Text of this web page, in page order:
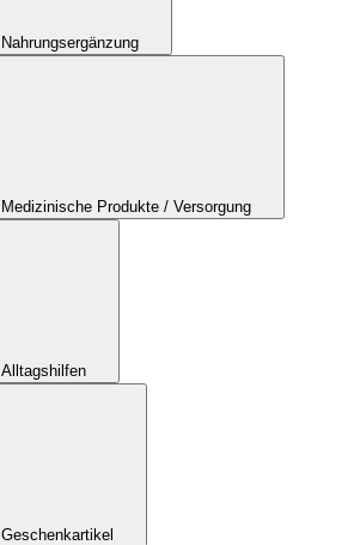
Nahrungsergänzung
Medizinische Produkte / Versorgung
Alltagshilfen
Geschenkartikel